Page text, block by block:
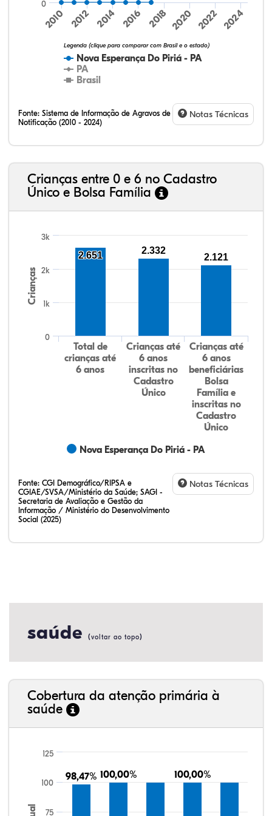
Nova Esperança Do Piriá - PA
PA
Brasil
Legenda (clique para comparar com Brasil e o estado)
2010 2012 2014 2016 2018 2020 2022 2024
0
Fonte: Sistema de Informação de Agravos de
Notificação (2010 - 2024)
Notas Técnicas
Crianças entre 0 e 6 no Cadastro
Único e Bolsa Família
Crianças
Nova Esperança Do Piriá - PA
Total de
crianças até
6 anos
Crianças até
6 anos
inscritas no
Cadastro
Único
Crianças até
6 anos
beneficiárias
Bolsa
Família e
inscritas no
Cadastro
Único
0
1k
2k
3k
2.651
2.332
2.121
Fonte: CGI Demográfico/RIPSA e
CGIAE/SVSA/Ministério da Saúde; SAGI -
Secretaria de Avaliação e Gestão da
Informação / Ministério do Desenvolvimento
Social (2025)
Notas Técnicas
saúde (voltar ao topo)
Cobertura da atenção primária à
saúde
98,47%
98,47% 100,00%
100,00% 100,00%
100,00%
75
100
125
8,00%
3,56%
0,29%
84,72%
1,59%
1,84%
32,57%
9,24%
0,46%
54,88%
1,27%
1,56%